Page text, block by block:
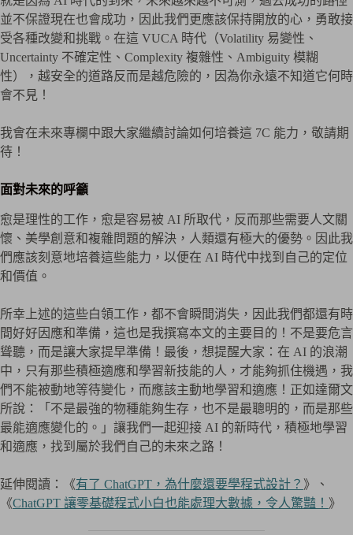
並不保證現在也會成功，因此我們更應該保持開放的心，勇敢接
受各種改變和挑戰。在這 VUCA 時代（Volatility 易變性、
Uncertainty 不確定性、Complexity 複雜性、Ambiguity 模糊
性），越安全的道路反而是越危險的，因為你永遠不知道它何時
會不見！
我會在未來專欄中跟大家繼續討論如何培養這 7C 能力，敬請期
待！
面對未來的呼籲
愈是理性的工作，愈是容易被 AI 所取代，反而那些需要人文關
懷、美學創意和複雜問題的解決，人類還有極大的優勢。因此我
們應該刻意地培養這些能力，以便在 AI 時代中找到自己的定位
和價值。
所幸上述的這些白領工作，都不會瞬間消失，因此我們都還有時
間好好因應和準備，這也是我撰寫本文的主要目的！不是要危言
聳聽，而是讓大家提早準備！最後，想提醒大家：在 AI 的浪潮
中，只有那些積極適應和學習新技能的人，才能夠抓住機遇，我
們不能被動地等待變化，而應該主動地學習和適應！正如達爾文
所說：「不是最強的物種能夠生存，也不是最聰明的，而是那些
最能適應變化的。」讓我們一起迎接 AI 的新時代，積極地學習
和適應，找到屬於我們自己的未來之路！
延伸閱讀：《有了 ChatGPT，為什麼還要學程式設計？ 》、
《ChatGPT 讓零基礎程式小白也能處理大數據，令人驚豔！ 》